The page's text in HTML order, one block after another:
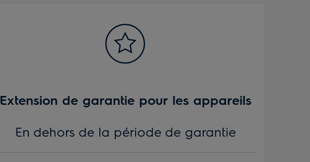
Extension de garantie pour les appareils
En dehors de la période de garantie